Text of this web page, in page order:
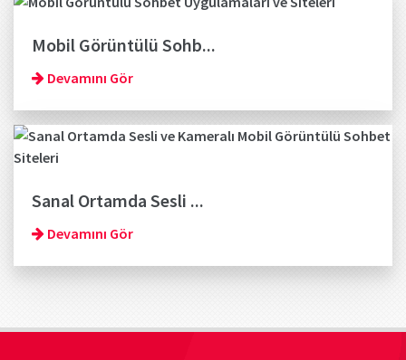
Mobil Görüntülü Sohb...
Devamını Gör
Sanal Ortamda Sesli ...
Devamını Gör